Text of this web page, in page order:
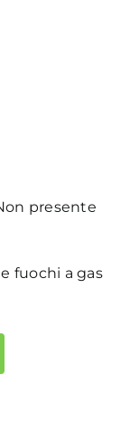
presente
fuochi a gas